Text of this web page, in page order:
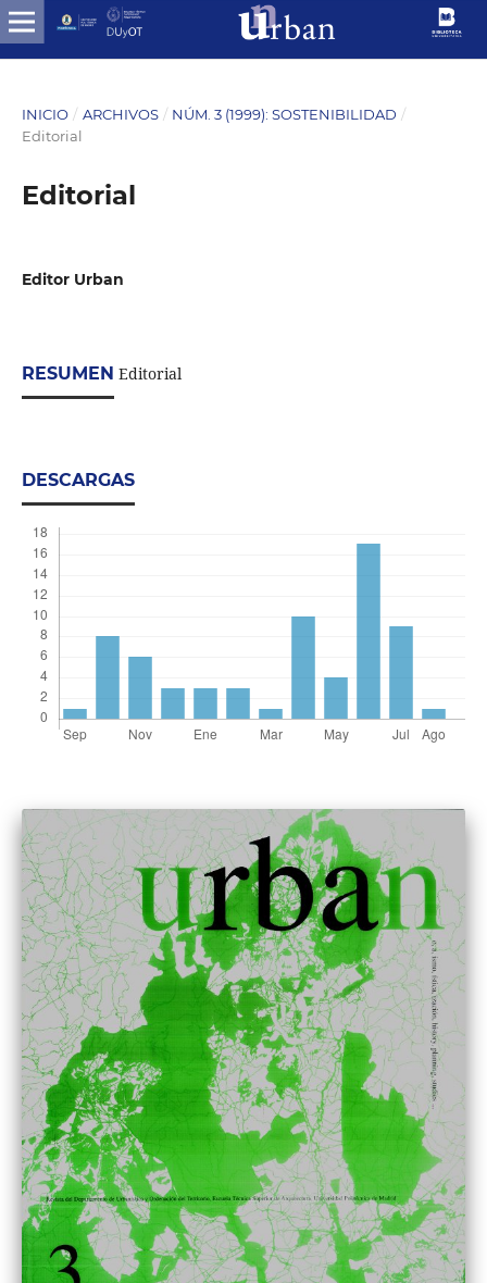
INICIO / ARCHIVOS / NÚM. 3 (1999): SOSTENIBILIDAD /
Editorial
Editorial
Editor Urban
RESUMEN Editorial
DESCARGAS